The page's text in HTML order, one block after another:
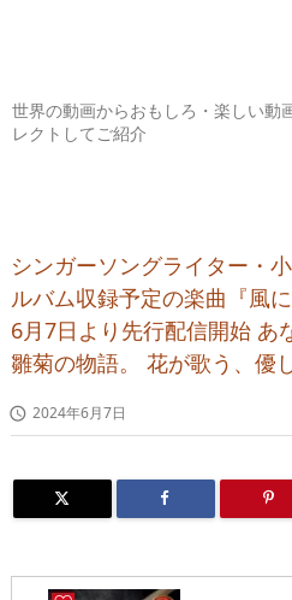
世界の動画からおもしろ・楽しい動
レクトしてご紹介
シンガーソングライター・
ルバム収録予定の楽曲『風
6月7日より先行配信開始 あ
雛菊の物語。 花が歌う、優
 2024年6月7日